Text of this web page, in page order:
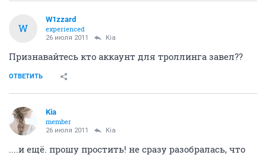
W
W1zzard
experienced
26 июля 2011 Kia
Признавайтесь кто аккаунт для троллинга завел??
ОТВЕТИТЬ
Kia
member
26 июля 2011 Kia
....и ещё. прошу простить! не сразу разобралась, что